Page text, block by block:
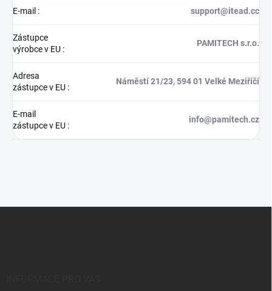
E-mail : support@itead.cc
Zástupce
výrobce v EU :
PAMITECH s.r.o.
Adresa
zástupce v EU :
Náměstí 21/23, 594 01 Velké Meziříčí
E-mail
zástupce v EU :
info@pamitech.cz